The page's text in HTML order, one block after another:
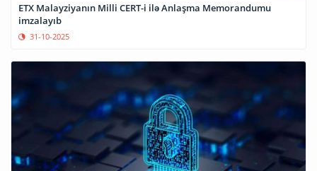
ETX Malayziyanın Milli CERT-i ilə Anlaşma Memorandumu
imzalayıb
31-10-2025